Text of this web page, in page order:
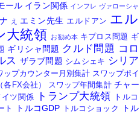
ール イラン関係 インフレ ヴァローシャ
え エミン先生 エルドアン エル
大統領 お勧め本 キプロス問題 ギ
ギリシャ問題 クルド問題 コロ
ス ザラブ問題 シムシェキ シリア
ップカウンター月別集計 スワップポイ
FX会社）
スワップ年間集計 チャー
イツ関係 トランプ大統領
トルコ
ト
トルコGDP トルコショック
トル